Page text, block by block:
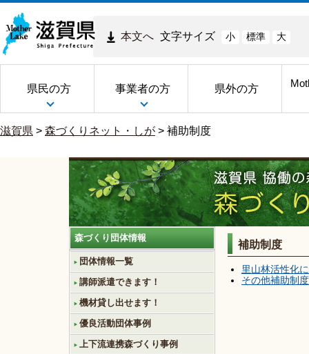
本文へ 文字サイズ 小 標準 大
県民の方 事業者の方 県外の方
滋賀県 > 森づくりネット・しが > 補助制度
森づくり団体情報
団体情報一覧
講師派遣できます！
機材貸し出せます！
優良活動団体事例
上下流連携森づくり事例
補助制度
里山林活性化
その他補助制